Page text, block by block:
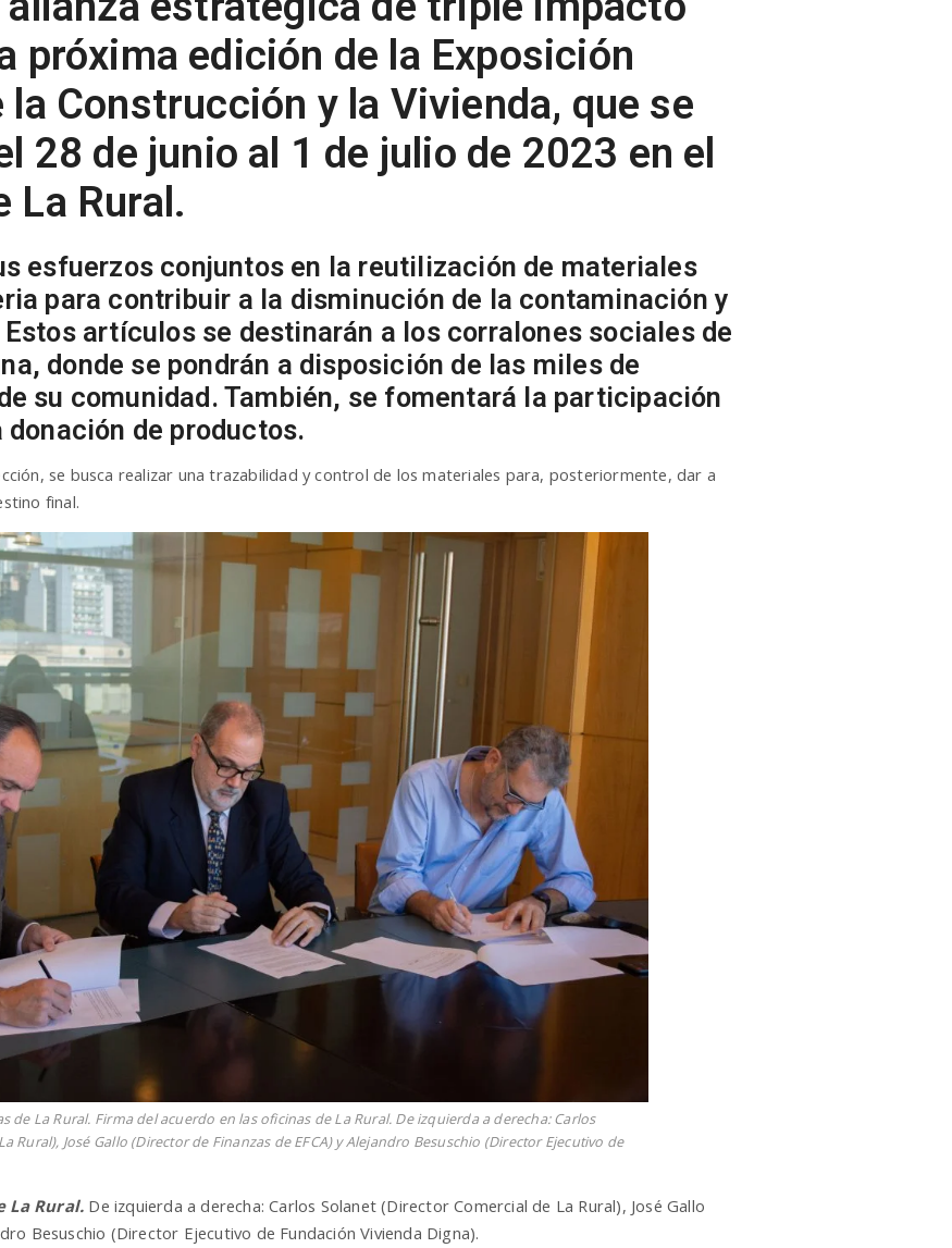
próxima edición de la Exposición
Construcción y la Vivienda, que se
28 de junio al 1 de julio de 2023 en el
La Rural.
esfuerzos conjuntos en la reutilización de materiales
para contribuir a la disminución de la contaminación y
artículos se destinarán a los corralones sociales de
donde se pondrán a disposición de las miles de
su comunidad. También, se fomentará la participación
de productos.
se busca realizar una trazabilidad y control de los materiales para, posteriormente, dar a
final.
de La Rural. Firma del acuerdo en las oficinas de La Rural. De izquierda a derecha: Carlos
Rural), José Gallo (Director de Finanzas de EFCA) y Alejandro Besuschio (Director Ejecutivo de
La Rural. De izquierda a derecha: Carlos Solanet (Director Comercial de La Rural), José Gallo
Besuschio (Director Ejecutivo de Fundación Vivienda Digna).